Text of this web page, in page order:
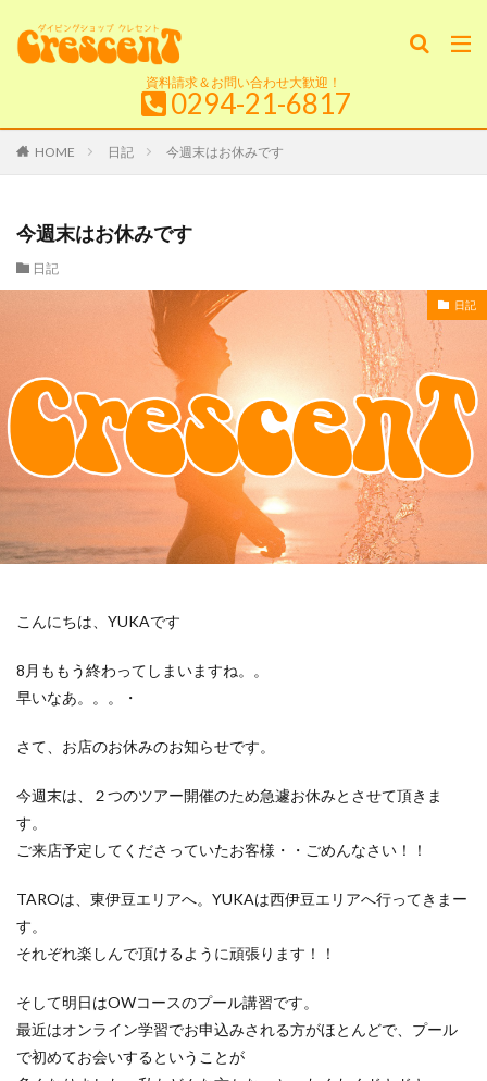
資料請求＆お問い合わせ大歓迎！
0294-21-6817
HOME 日記 今週末はお休みです
今週末はお休みです
日記
日記
こんにちは、YUKAです
8月ももう終わってしまいますね。。
早いなあ。。。・
さて、お店のお休みのお知らせです。
今週末は、２つのツアー開催のため急遽お休みとさせて頂きま
す。
ご来店予定してくださっていたお客様・・ごめんなさい！！
TAROは、東伊豆エリアへ。YUKAは西伊豆エリアへ行ってきまー
す。
それぞれ楽しんで頂けるように頑張ります！！
そして明日はOWコースのプール講習です。
最近はオンライン学習でお申込みされる方がほとんどで、プール
で初めてお会いするということが